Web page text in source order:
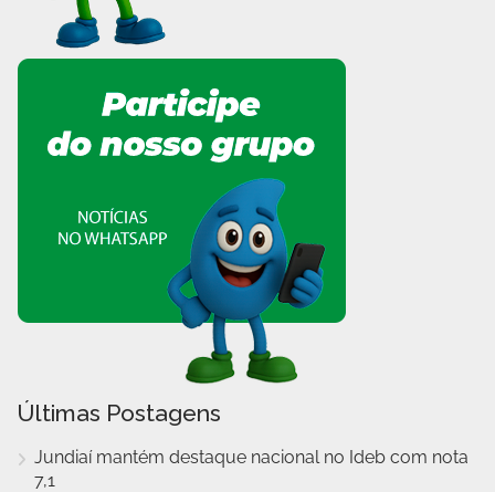
Últimas Postagens
Jundiaí mantém destaque nacional no Ideb com nota
7,1